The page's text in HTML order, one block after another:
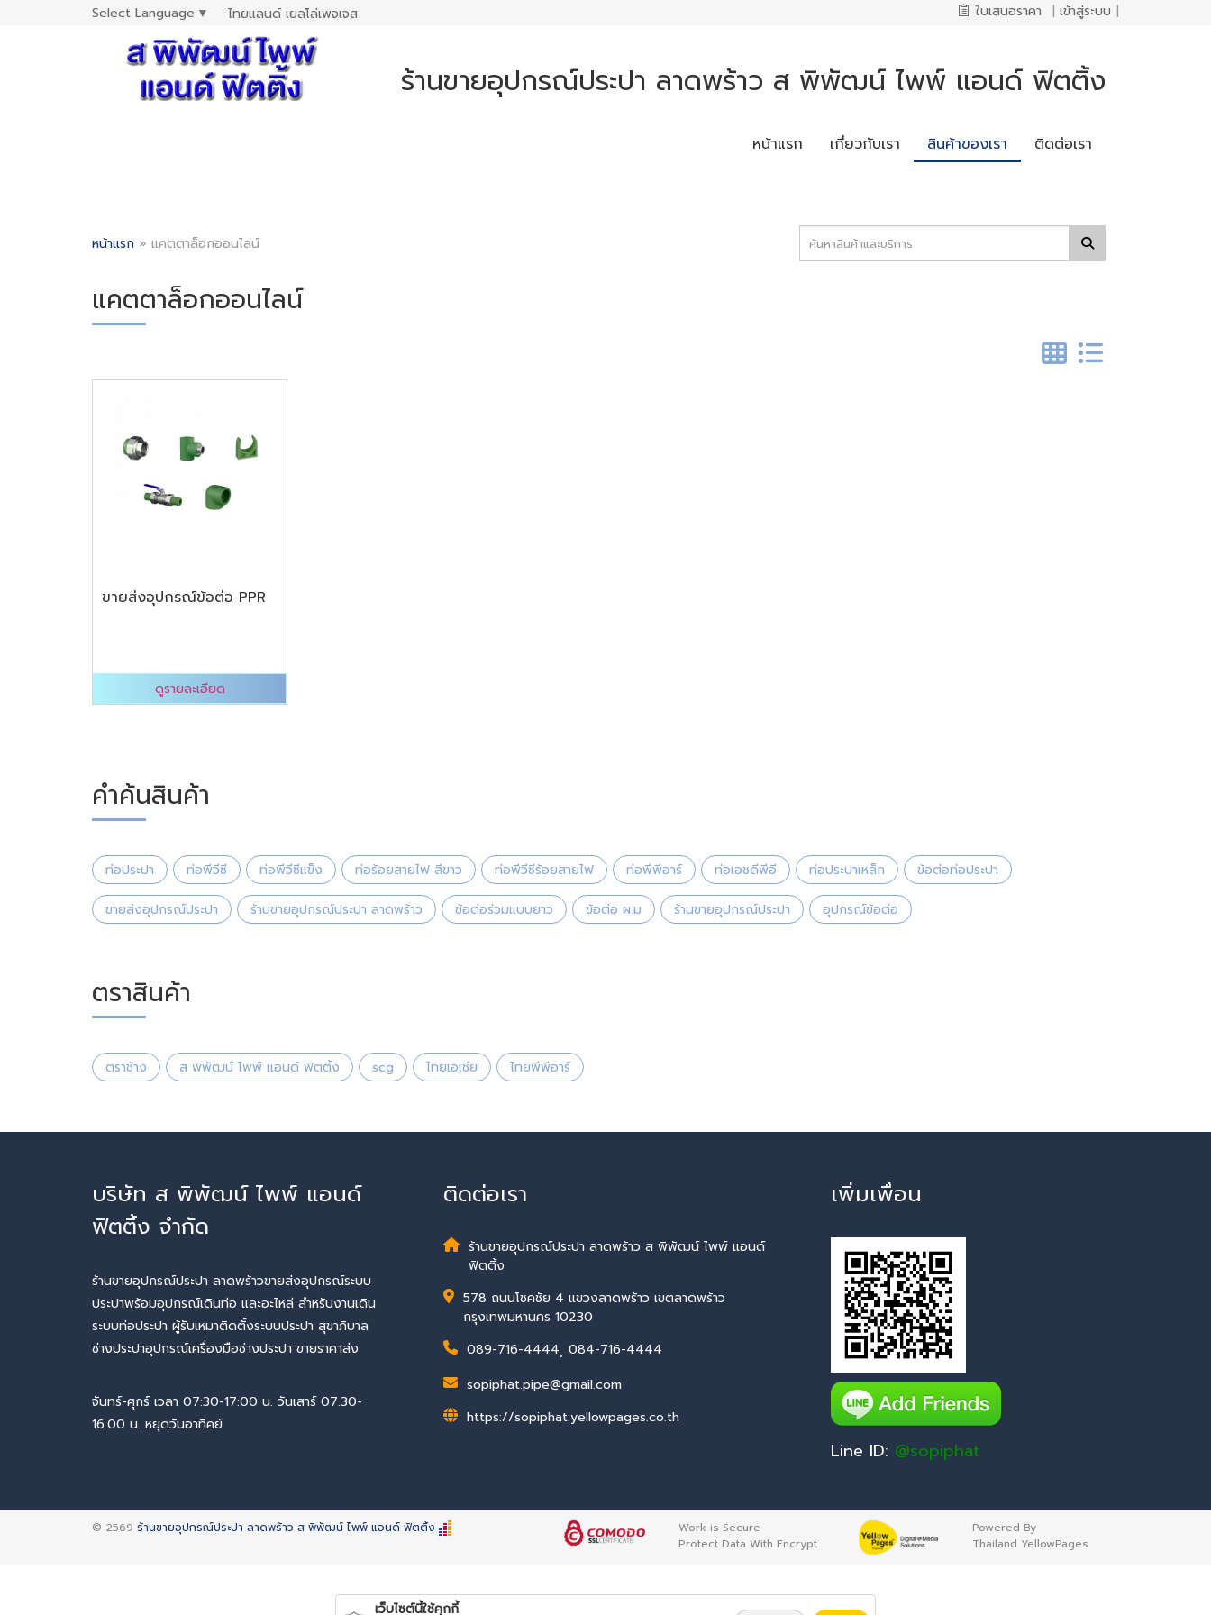
Select Language ▼ ไทยแลนด์ เยลโล่เพจเจส ใบเสนอราคา | เข้าสู่ระบบ |
ร้านขายอุปกรณ์ประปา ลาดพร้าว ส พิพัฒน์ ไพพ์ แอนด์ ฟิตติ้ง
หน้าแรก เกี่ยวกับเรา สินค้าของเรา ติดต่อเรา
หน้าแรก » แคตตาล็อกออนไลน์
แคตตาล็อกออนไลน์
ขายส่งอุปกรณ์ข้อต่อ PPR
ดูรายละเอียด
คำค้นสินค้า
ท่อประปา ท่อพีวีซี ท่อพีวีซีแข็ง ท่อร้อยสายไฟ สีขาว ท่อพีวีซีร้อยสายไฟ ท่อพีพีอาร์ ท่อเอชดีพีอี ท่อประปาเหล็ก ข้อต่อท่อประปา
ขายส่งอุปกรณ์ประปา ร้านขายอุปกรณ์ประปา ลาดพร้าว ข้อต่อร่วมแบบยาว ข้อต่อ ผ.ม ร้านขายอุปกรณ์ประปา อุปกรณ์ข้อต่อ
ตราสินค้า
ตราช้าง ส พิพัฒน์ ไพพ์ แอนด์ ฟิตติ้ง scg ไทยเอเซีย ไทยพีพีอาร์
บริษัท ส พิพัฒน์ ไพพ์ แอนด์
ฟิตติ้ง จำกัด
ร้านขายอุปกรณ์ประปา ลาดพร้าวขายส่งอุปกรณ์ระบบ
ประปาพร้อมอุปกรณ์เดินท่อ และอะไหล่ สำหรับงานเดิน
ระบบท่อประปา ผู้รับเหมาติดตั้งระบบประปา สุขาภิบาล
ช่างประปาอุปกรณ์เครื่องมือช่างประปา ขายราคาส่ง
จันทร์-ศุกร์ เวลา 07:30-17:00 น. วันเสาร์ 07.30-
16.00 น. หยุดวันอาทิคย์
ติดต่อเรา
ร้านขายอุปกรณ์ประปา ลาดพร้าว ส พิพัฒน์ ไพพ์ แอนด์
ฟิตติ้ง
578 ถนนโชคชัย 4 แขวงลาดพร้าว เขตลาดพร้าว
กรุงเทพมหานคร 10230
089-716-4444, 084-716-4444
sopiphat.pipe@gmail.com
https://sopiphat.yellowpages.co.th
เพิ่มเพื่อน
Line ID: @sopiphat
© 2569 ร้านขายอุปกรณ์ประปา ลาดพร้าว ส พิพัฒน์ ไพพ์ แอนด์ ฟิตติ้ง
Work is Secure
Protect Data With Encrypt
Powered By
Thailand YellowPages
เว็บไซต์นี้ใช้คุกกี้